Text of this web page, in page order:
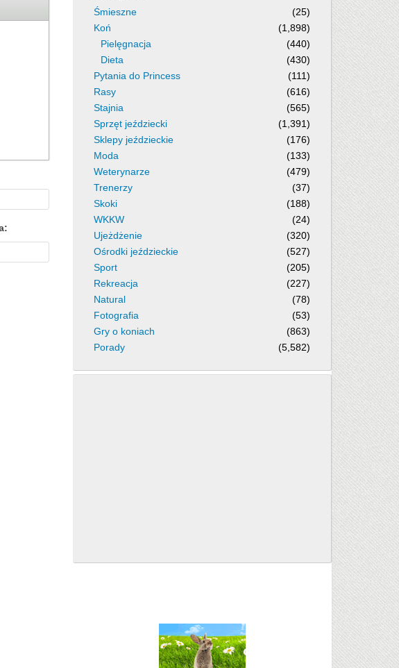
Śmieszne
(25)
Koń
(1,898)
Pielęgnacja
(440)
Dieta
(430)
Pytania do Princess
(111)
Rasy
(616)
Stajnia
(565)
Sprzęt jeździecki
(1,391)
Sklepy jeździeckie
(176)
Moda
(133)
Weterynarze
(479)
Trenerzy
(37)
Skoki
(188)
WKKW
(24)
Ujeżdżenie
(320)
Ośrodki jeździeckie
(527)
Sport
(205)
Rekreacja
(227)
Natural
(78)
Fotografia
(53)
Gry o koniach
(863)
Porady
(5,582)